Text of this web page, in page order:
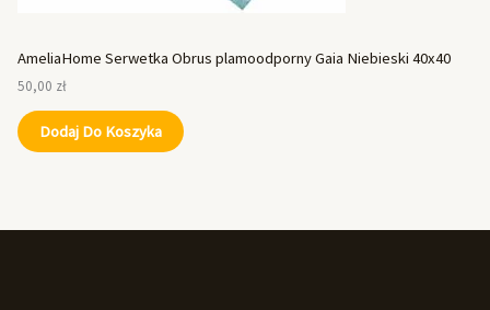
AmeliaHome Serwetka Obrus plamoodporny Gaia Niebieski 40x40
50,00 zł
Dodaj Do Koszyka